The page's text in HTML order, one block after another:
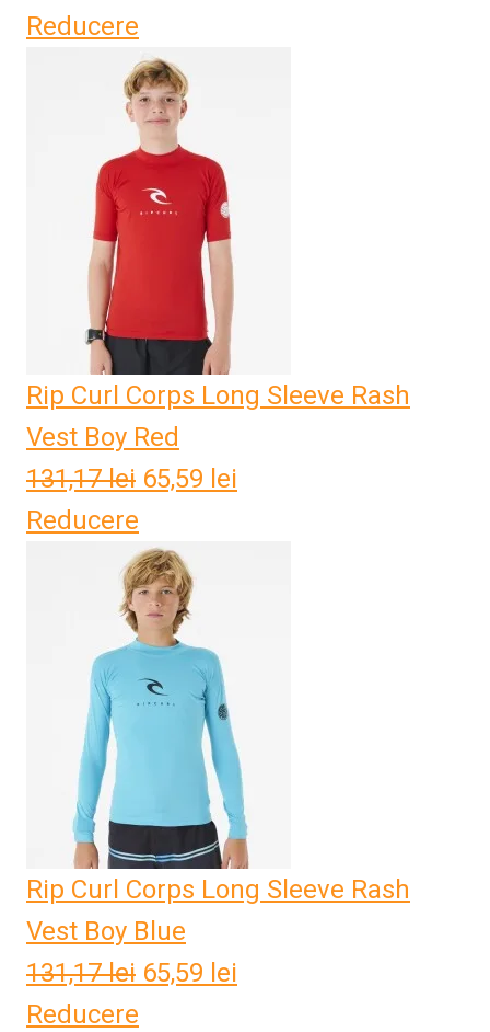
Reducere
Rip Curl Corps Long Sleeve Rash
Vest Boy Red
131,17lei Prețul
a
fost:
131,17 lei.
65,59 lei
Reducere
Rip Curl Corps Long Sleeve Rash
Vest Boy Blue
131,17lei Prețul
65,59 lei
Reducere